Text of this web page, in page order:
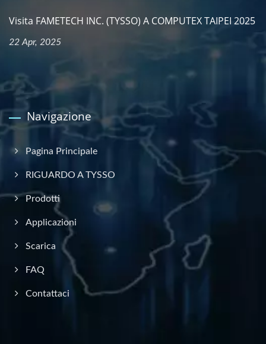
Visita FAMETECH INC. (TYSSO) A COMPUTEX TAIPEI 2025
22 Apr, 2025
Navigazione
Pagina Principale
RIGUARDO A TYSSO
Prodotti
Applicazioni
Scarica
FAQ
Contattaci